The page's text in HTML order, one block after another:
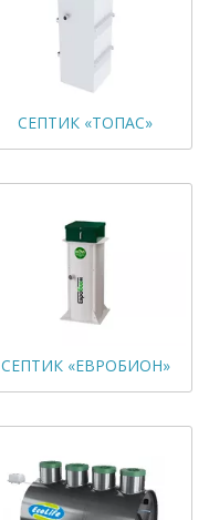
СЕПТИК «ТОПАС»
СЕПТИК «ЕВРОБИОН»